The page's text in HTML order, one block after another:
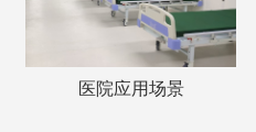
医院应用场景